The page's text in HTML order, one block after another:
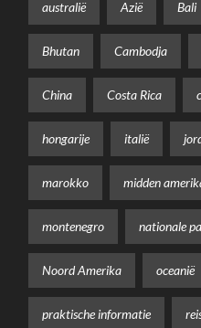
australië Azië Bali
Bhutan Cambodja
China Costa Rica
hongarije italië
marokko midden
montenegro nationale
Noord Amerika oceanië
praktische informatie